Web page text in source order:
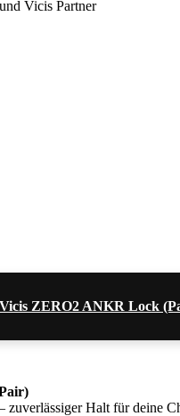
Vicis Partner
Vicis ZERO2 ANKR Lock
zuverlässiger Halt für deine